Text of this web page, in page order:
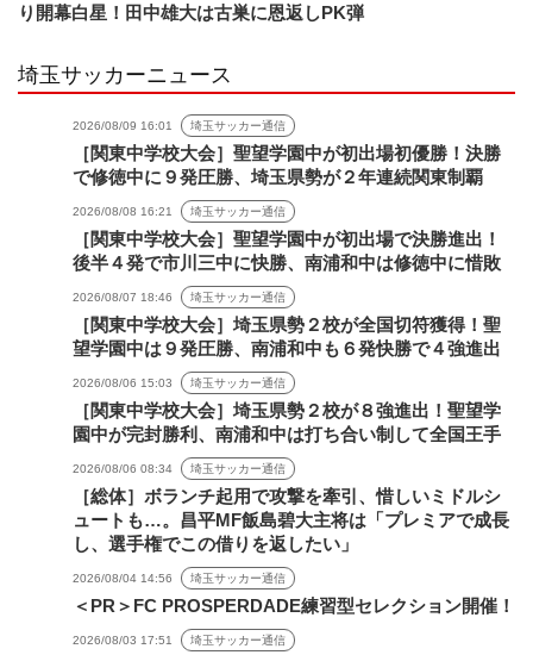
り開幕白星！田中雄大は古巣に恩返しPK弾
埼玉サッカーニュース
2026/08/09 16:01 埼玉サッカー通信
［関東中学校大会］聖望学園中が初出場初優勝！決勝
で修徳中に９発圧勝、埼玉県勢が２年連続関東制覇
2026/08/08 16:21 埼玉サッカー通信
［関東中学校大会］聖望学園中が初出場で決勝進出！
後半４発で市川三中に快勝、南浦和中は修徳中に惜敗
2026/08/07 18:46 埼玉サッカー通信
［関東中学校大会］埼玉県勢２校が全国切符獲得！聖
望学園中は９発圧勝、南浦和中も６発快勝で４強進出
2026/08/06 15:03 埼玉サッカー通信
［関東中学校大会］埼玉県勢２校が８強進出！聖望学
園中が完封勝利、南浦和中は打ち合い制して全国王手
2026/08/06 08:34 埼玉サッカー通信
［総体］ボランチ起用で攻撃を牽引、惜しいミドルシ
ュートも…。昌平MF飯島碧大主将は「プレミアで成長
し、選手権でこの借りを返したい」
2026/08/04 14:56 埼玉サッカー通信
＜PR＞FC PROSPERDADE練習型セレクション開催！
2026/08/03 17:51 埼玉サッカー通信